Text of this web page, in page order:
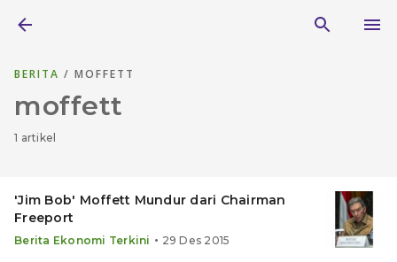
BERITA / MOFFETT
moffett
1 artikel
'Jim Bob' Moffett Mundur dari Chairman
Freeport
Berita Ekonomi Terkini • 29 Des 2015